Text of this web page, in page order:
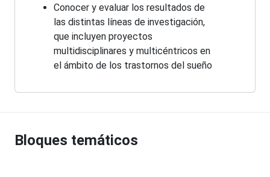
Conocer y evaluar los resultados de
las distintas líneas de investigación,
que incluyen proyectos
multidisciplinares y multicéntricos en
el ámbito de los trastornos del sueño
Bloques temáticos